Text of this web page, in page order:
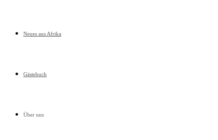
Neues aus Afrika
Gästebuch
Über uns